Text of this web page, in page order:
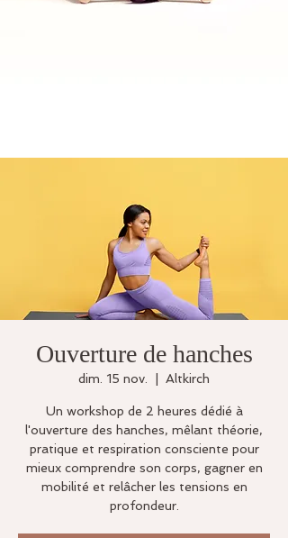
Ouverture de hanches
dim. 15 nov. Altkirch
Un workshop de 2 heures dédié à
l'ouverture des hanches, mêlant théorie,
pratique et respiration consciente pour
mieux comprendre son corps, gagner en
mobilité et relâcher les tensions en
profondeur.